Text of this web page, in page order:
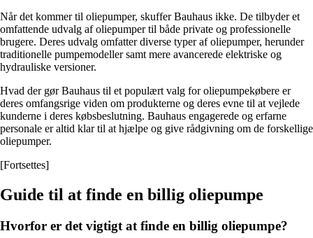
Når det kommer til oliepumper, skuffer Bauhaus ikke. De tilbyder et
omfattende udvalg af oliepumper til både private og professionelle
brugere. Deres udvalg omfatter diverse typer af oliepumper, herunder
traditionelle pumpemodeller samt mere avancerede elektriske og
hydrauliske versioner.
Hvad der gør Bauhaus til et populært valg for oliepumpekøbere er
deres omfangsrige viden om produkterne og deres evne til at vejlede
kunderne i deres købsbeslutning. Bauhaus engagerede og erfarne
personale er altid klar til at hjælpe og give rådgivning om de forskellige
oliepumper.
[Fortsettes]
Guide til at finde en billig oliepumpe
Hvorfor er det vigtigt at finde en billig oliepumpe?